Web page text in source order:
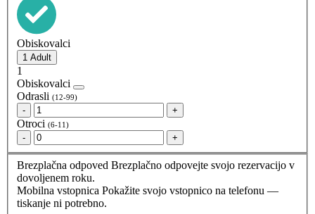
Obiskovalci
1
Obiskovalci
Odrasli (12-99)
- +
Otroci (6-11)
- +
Brezplačna odpoved Brezplačno odpovejte svojo rezervacijo v
dovoljenem roku.
Mobilna vstopnica Pokažite svojo vstopnico na telefonu —
tiskanje ni potrebno.